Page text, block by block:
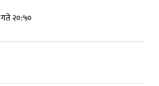
२०:५०